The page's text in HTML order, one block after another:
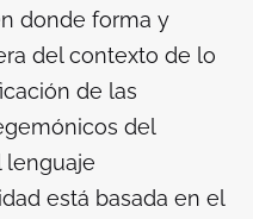
donde forma y
del contexto de lo
de las
del
lenguaje
está basada en el